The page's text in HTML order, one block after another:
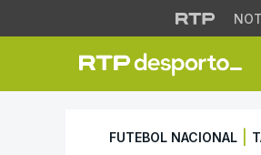
FUTEBOL NACIONAL